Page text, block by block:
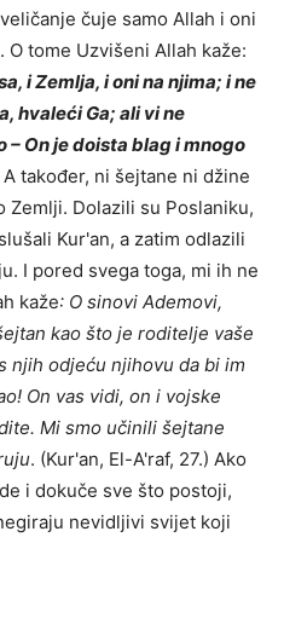
čuje samo Allah i oni
tome Uzvišeni Allah kaže:
i Zemlja, i oni na njima; i ne
hvaleći Ga; ali vi ne
On je doista blag i mnogo
A također, ni šejtane ni džine
Zemlji. Dolazili su Poslaniku,
Kur'an, a zatim odlazili
I pored svega toga, mi ih ne
kaže: O sinovi Ademovi,
kao što je roditelje vaše
njih odjeću njihovu da bi im
On vas vidi, on i vojske
Mi smo učinili šejtane
. (Kur'an, El-A'raf, 27.) Ako
i dokuče sve što postoji,
nevidljivi svijet koji